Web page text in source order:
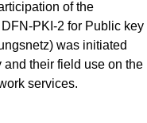
of the
PKI-2 for Public key
was initiated
their field use on the
services.